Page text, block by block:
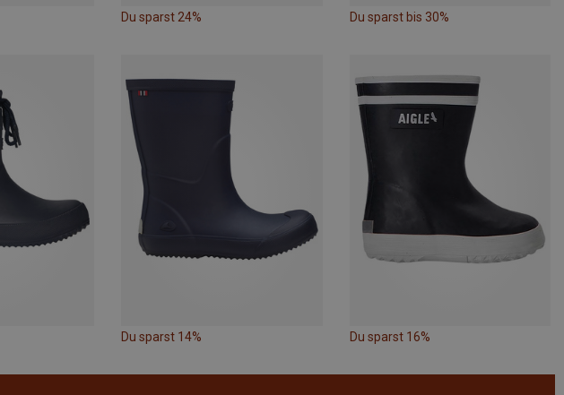
Du sparst 24% Du sparst bis 30%
Du sparst 14% Du sparst 16%